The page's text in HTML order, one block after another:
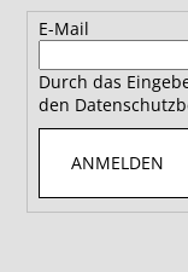
E-Mail
Durch das
den
ANMELDEN